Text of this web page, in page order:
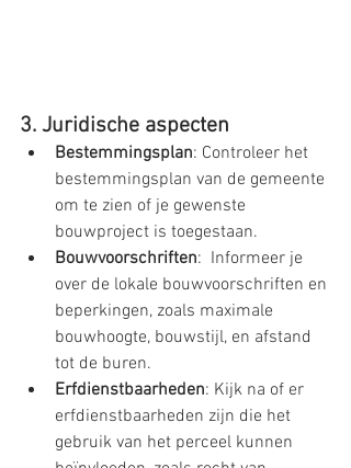
3. Juridische aspecten
Bestemmingsplan: Controleer het
bestemmingsplan van de gemeente
om te zien of je gewenste
bouwproject is toegestaan.
Bouwvoorschriften:  Informeer je
over de lokale bouwvoorschriften en
beperkingen, zoals maximale
bouwhoogte, bouwstijl, en afstand
tot de buren.
Erfdienstbaarheden: Kijk na of er
erfdienstbaarheden zijn die het
gebruik van het perceel kunnen